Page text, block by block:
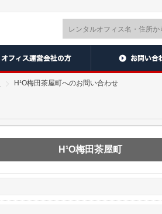
H¹O梅田茶屋町へのお問い合わせ
H¹O梅田茶屋町